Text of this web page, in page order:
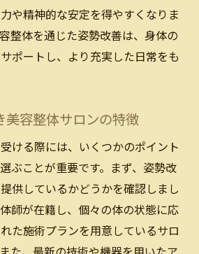
健康に与える影響
提供する総合的な健康効果
容整体が支持される理由
がもたらす自信と魅力
姿勢を美しく保つ秘訣
得られる美の相乗効果
施術で得る魅力的な変化
まる美しさの追求
や精神的な安定を得やすくなりま
整体を通じた姿勢改善は、身体の
ポートし、より充実した日常をも
美容整体サロンの特徴
ける際には、いくつかのポイント
ぶことが重要です。まず、姿勢改
供しているかどうかを確認しまし
師が在籍し、個々の体の状態に応
た施術プランを用意しているサロ